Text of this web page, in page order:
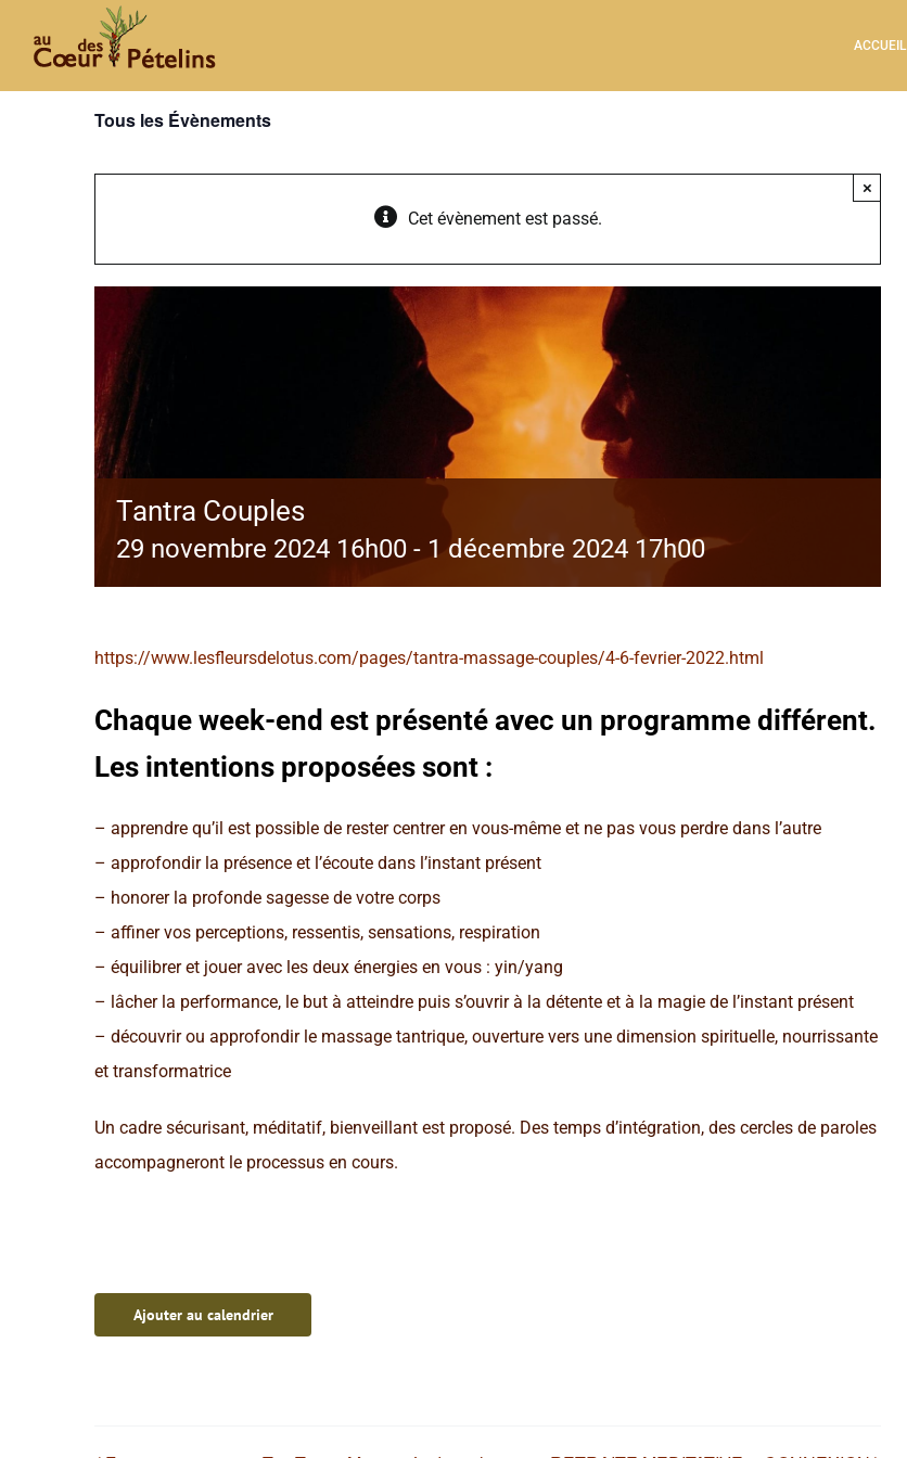
ACCUEIL
Tous les Évènements
Cet évènement est passé.
×
Tantra Couples
29 novembre 2024 16h00 - 1 décembre 2024 17h00
https://www.lesfleursdelotus.com/pages/tantra-massage-couples/4-6-fevrier-2022.html
Chaque week-end est présenté avec un programme différent.
Les intentions proposées sont :
– apprendre qu’il est possible de rester centrer en vous-même et ne pas vous perdre dans l’autre
– approfondir la présence et l’écoute dans l’instant présent
– honorer la profonde sagesse de votre corps
– affiner vos perceptions, ressentis, sensations, respiration
– équilibrer et jouer avec les deux énergies en vous : yin/yang
– lâcher la performance, le but à atteindre puis s’ouvrir à la détente et à la magie de l’instant présent
– découvrir ou approfondir le massage tantrique, ouverture vers une dimension spirituelle, nourrissante
et transformatrice
Un cadre sécurisant, méditatif, bienveillant est proposé. Des temps d’intégration, des cercles de paroles
accompagneront le processus en cours.
Ajouter au calendrier